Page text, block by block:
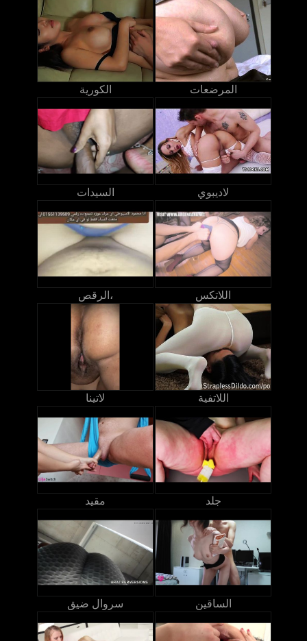
الكورية المرضعات
السيدات لاديبوي
الرقص، اللاتكس
لاتينا اللاتفية
مقيد جلد
سروال ضيق الساقين